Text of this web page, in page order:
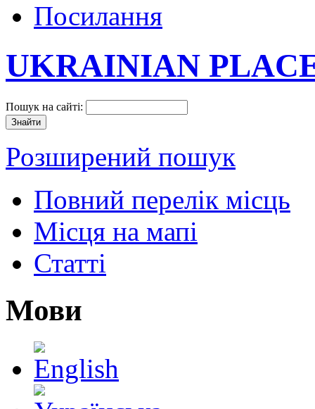
Посилання
UKRAINIAN
Пошук на сайті:
Розширений пошук
Повний перелік місць
Місця на мапі
Статті
Мови